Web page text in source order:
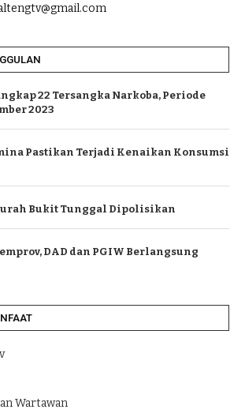
22 Tersangka Narkoba, Periode
2023
Pastikan Terjadi Kenaikan Konsumsi
Bukit Tunggal Dipolisikan
DAD dan PGIW Berlangsung
Wartawan